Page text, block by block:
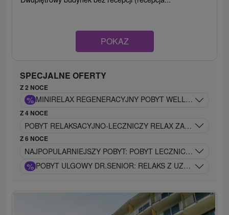
POKAZ
SPECJALNE OFERTY
Z 2 NOCE
%
Z 4 NOCE
POBYT RELAKSACYJNO-LECZNICZY RELAX
Z 6 NOCE
NAJPOPULARNIEJSZY POBYT: POBYT LECZNICZY
% POBYT ULGOWY DR.SENIOR: RELAKS Z